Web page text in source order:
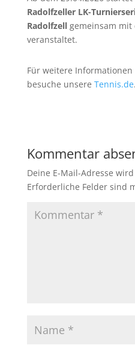
Radolfzeller LK-
Radolfzellgemeinsam mit
veranstaltet.
Für weitere
besuche unsere Tennis.de.
Kommentar
Deine E-Mail-Adresse
Erforderliche Felder sind